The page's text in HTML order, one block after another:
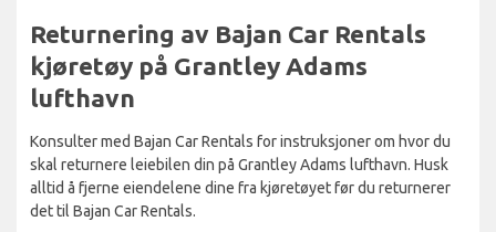
Returnering av Bajan Car Rentals
kjøretøy på Grantley Adams
lufthavn
Konsulter med Bajan Car Rentals for instruksjoner om hvor du
skal returnere leiebilen din på Grantley Adams lufthavn. Husk
alltid å fjerne eiendelene dine fra kjøretøyet før du returnerer
det til Bajan Car Rentals.